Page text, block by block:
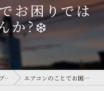
お困りでは
か?❄️
ブログ エアコンのことでお困りではありませんか?❄️